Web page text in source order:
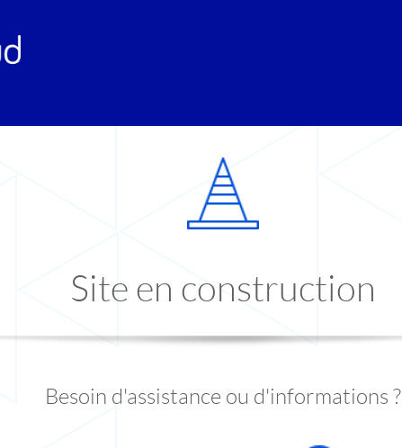
Site en construction
Besoin d'assistance ou d'informations ?